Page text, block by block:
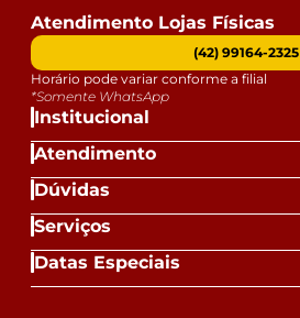
Institucional
Atendimento
Dúvidas
Serviços
Datas Especiais
Atendimento Lojas Físicas
(42) 99164-2325
Horário pode variar conforme a filial
*Somente WhatsApp